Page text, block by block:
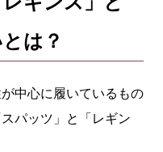
ス
ッ
プは？
中心に履いているもの
パッツ」と「レギン